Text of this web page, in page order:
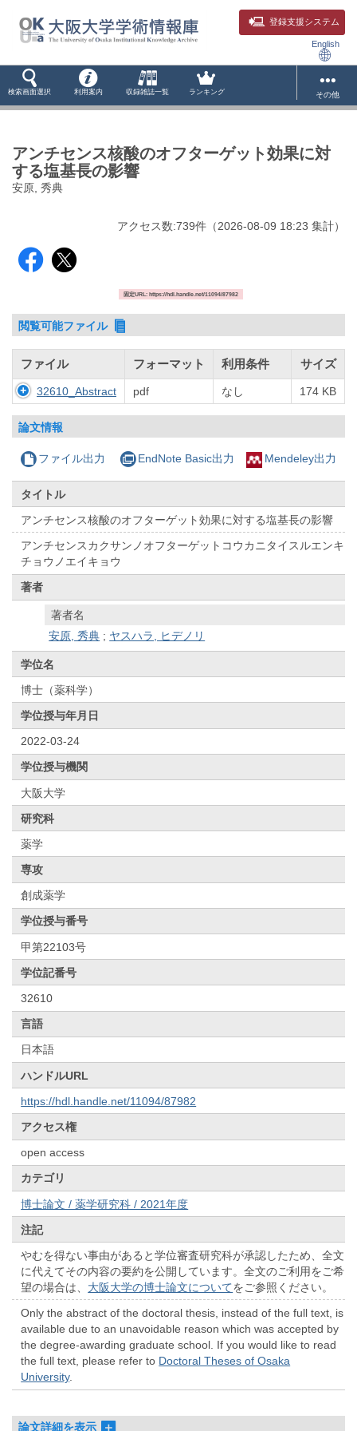
登録支援システム
English
検索画面選択 利用案内 収録雑誌一覧 ランキング その他
アンチセンス核酸のオフターゲット効果に対
する塩基長の影響
安原, 秀典
アクセス数:739件 （2026-08-09 18:23 集計）
固定URL: https://hdl.handle.net/11094/87982
閲覧可能ファイル
ファイル フォーマット 利用条件 サイズ
32610_Abstract pdf なし 174 KB
論文情報
ファイル出力 EndNote Basic出力 Mendeley出力
タイトル
アンチセンス核酸のオフターゲット効果に対する塩基長の影響
アンチセンスカクサンノオフターゲットコウカニタイスルエンキ
チョウノエイキョウ
著者
著者名
安原, 秀典 ; ヤスハラ, ヒデノリ
学位名
博士（薬科学）
学位授与年月日
2022-03-24
学位授与機関
大阪大学
研究科
薬学
専攻
創成薬学
学位授与番号
甲第22103号
学位記番号
32610
言語
日本語
ハンドルURL
https://hdl.handle.net/11094/87982
アクセス権
open access
カテゴリ
博士論文 / 薬学研究科 / 2021年度
注記
やむを得ない事由があると学位審査研究科が承認したため、全文
に代えてその内容の要約を公開しています。全文のご利用をご希
望の場合は、 大阪大学の博士論文についてをご参照ください。
Only the abstract of the doctoral thesis, instead of the full text, is
available due to an unavoidable reason which was accepted by
the degree-awarding graduate school. If you would like to read
the full text, please refer to Doctoral Theses of Osaka
University.
論文詳細を表示